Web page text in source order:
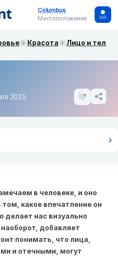
Columbus
Местоположение
Красота Лицо и тело
2025
в человеке, и оно
какое впечатление он
делает нас визуально
добавляет
понимать, что лица,
и отечными, могут